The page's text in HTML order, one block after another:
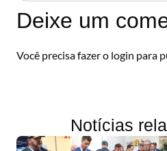
Deixe um
Você precisa fazer o login para
Notícias